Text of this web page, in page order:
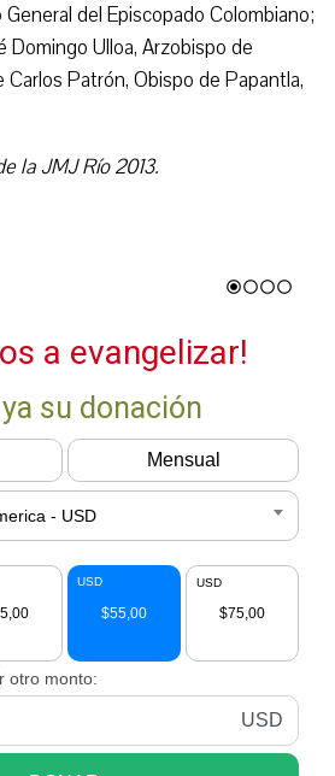
del Episcopado Colombiano;
Domingo Ulloa, Arzobispo de
Carlos Patrón, Obispo de Papantla,
la JMJ Río 2013.